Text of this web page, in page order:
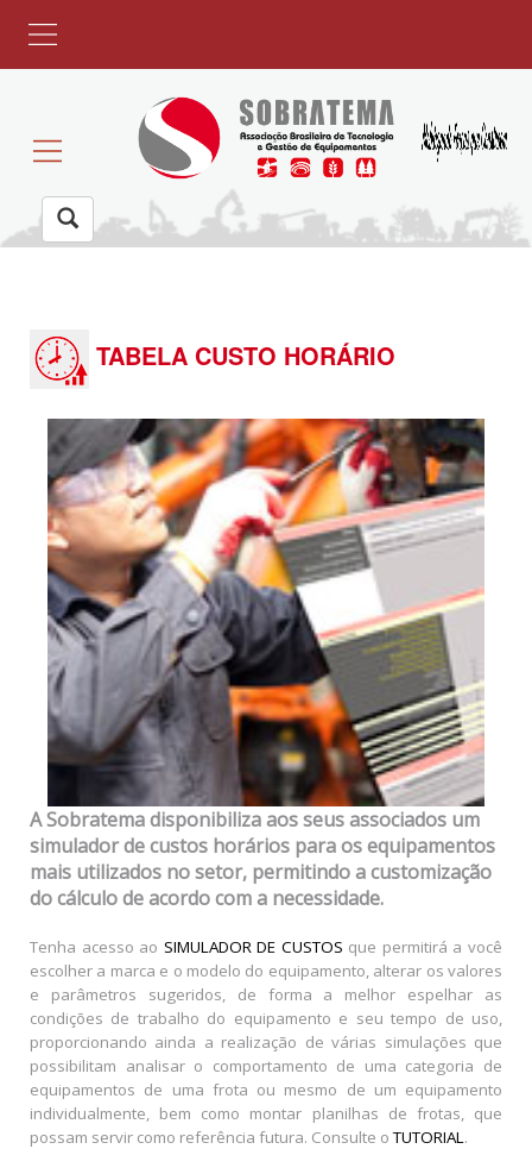
Toggle navigation
TABELA CUSTO HORÁRIO
A Sobratema disponibiliza aos seus associados um
simulador de custos horários para os equipamentos
mais utilizados no setor, permitindo a customização
do cálculo de acordo com a necessidade.
Tenha acesso ao SIMULADOR DE CUSTOS que permitirá a você
escolher a marca e o modelo do equipamento, alterar os valores
e parâmetros sugeridos, de forma a melhor espelhar as
condições de trabalho do equipamento e seu tempo de uso,
proporcionando ainda a realização de várias simulações que
possibilitam analisar o comportamento de uma categoria de
equipamentos de uma frota ou mesmo de um equipamento
individualmente, bem como montar planilhas de frotas, que
possam servir como referência futura. Consulte oTUTORIAL.